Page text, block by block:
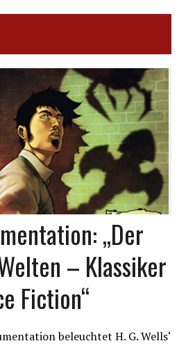
„Der
– Klassiker
Fiction“
beleuchtet H. G. Wells‘